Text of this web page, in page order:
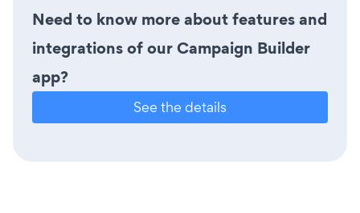
Need to know more about features and
integrations of our Campaign Builder
app?
See the details